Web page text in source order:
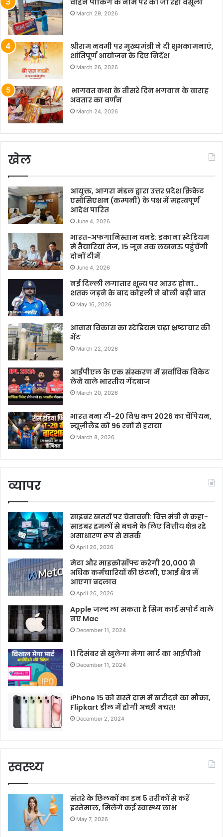
वाहन पार्किंग के नाम पर की जा रही वसूली
March 29, 2026
श्रीराम नवमी पर मुख्यमंत्री ने दी शुभकामनाएं,
शांतिपूर्ण आयोजन के दिए निर्देश
March 26, 2026
भागवत कथा के तीसरे दिन भगवान के वाराह
अवतार का वर्णन
March 24, 2026
खेल
आयुक्त, आगरा मंडल द्वारा उत्तर प्रदेश क्रिकेट
एसोसिएशन (कम्पनी) के पक्ष में महत्वपूर्ण
आदेश पारित
June 4, 2026
भारत-अफगानिस्तान वनडे: इकाना स्टेडियम
में तैयारियां तेज, 15 जून तक लखनऊ पहुंचेंगी
दोनों टीमें
June 4, 2026
नई दिल्ली लगातार शून्य पर आउट होना…
शतक जड़ने के बाद कोहली ने बोली बड़ी बात
May 16, 2026
आवास विकास का स्टेडियम चढ़ा भ्रष्टाचार की
भेंट
March 22, 2026
आईपीएल के एक संस्करण में सर्वाधिक विकेट
लेने वाले भारतीय गेंदबाज
March 20, 2026
भारत बना टी-20 विश्व कप 2026 का चैंपियन,
न्यूज़ीलैंड को 96 रनों से हराया
March 8, 2026
व्यापर
साइबर खतरों पर चेतावनी: वित्त मंत्री ने कहा-
साइबर हमलों से बचने के लिए वित्तीय क्षेत्र रहे
असाधारण रूप से सतर्क
April 26, 2026
मेटा और माइक्रोसॉफ्ट करेगी 20,000 से
अधिक कर्मचारियों की छंटनी, एआई क्षेत्र में
आएगा बदलाव
April 26, 2026
Apple जल्द ला सकता है सिम कार्ड सपोर्ट वाले
नए Mac
December 11, 2024
11 दिसंबर से खुलेगा मेगा मार्ट का आईपीओ
December 11, 2024
iPhone 15 को सस्ते दाम में खरीदने का मौका,
Flipkart डील में होगी अच्छी बचत!
December 2, 2024
स्वस्थ्य
संतरे के छिलकों का इन 5 तरीकों से करें
इस्तेमाल, मिलेंगे कई स्वास्थ्य लाभ
May 7, 2026